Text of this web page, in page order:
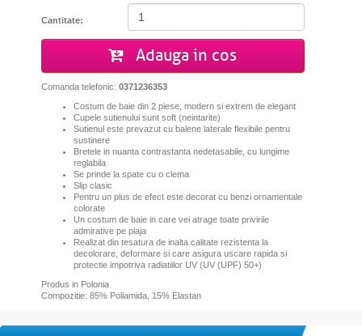
Cantitate:
Adauga in cos
Comanda telefonic: 0371236353
Costum de baie din 2 piese, modern si extrem de elegant
Cupele sutienului sunt soft (neintarite)
Sutienul este prevazut cu balene laterale flexibile pentru
sustinere
Bretele in nuanta contrastanta nedetasabile, cu lungime
reglabila
Se prinde la spate cu o clema
Slip clasic
Pentru un plus de efect este decorat cu benzi ornamentale
colorate
Un costum de baie in care vei atrage toate privirile
admirative pe plaja
Realizat din tesatura de inalta calitate rezistenta la
decolorare, deformare si care asigura uscare rapida si
protectie impotriva radiatiilor UV (UV (UPF) 50+)
Produs in Polonia
Compozitie: 85% Poliamida, 15% Elastan